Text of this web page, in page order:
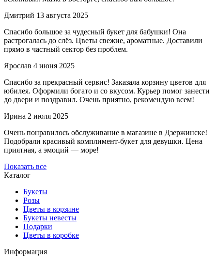
Дмитрий 13 августа 2025
Спасибо большое за чудесный букет для бабушки! Она
растрогалась до слёз. Цветы свежие, ароматные. Доставили
прямо в частный сектор без проблем.
Ярослав 4 июня 2025
Спасибо за прекрасный сервис! Заказала корзину цветов для
юбилея. Оформили богато и со вкусом. Курьер помог занести
до двери и поздравил. Очень приятно, рекомендую всем!
Ирина 2 июля 2025
Очень понравилось обслуживание в магазине в Дзержинске!
Подобрали красивый комплимент-букет для девушки. Цена
приятная, а эмоций — море!
Показать все
Каталог
Букеты
Розы
Цветы в корзине
Букеты невесты
Подарки
Цветы в коробке
Информация